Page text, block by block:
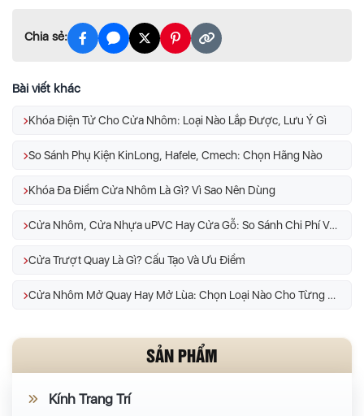
Chia sẻ:
Bài viết khác
Khóa Điện Tử Cho Cửa Nhôm: Loại Nào Lắp Được, Lưu Ý Gì
So Sánh Phụ Kiện KinLong, Hafele, Cmech: Chọn Hãng Nào
Khóa Đa Điểm Cửa Nhôm Là Gì? Vì Sao Nên Dùng
Cửa Nhôm, Cửa Nhựa uPVC Hay Cửa Gỗ: So Sánh Chi Phí Và Độ Bền
Cửa Trượt Quay Là Gì? Cấu Tạo Và Ưu Điểm
Cửa Nhôm Mở Quay Hay Mở Lùa: Chọn Loại Nào Cho Từng Vị Trí
SẢN PHẨM
Kính Trang Trí